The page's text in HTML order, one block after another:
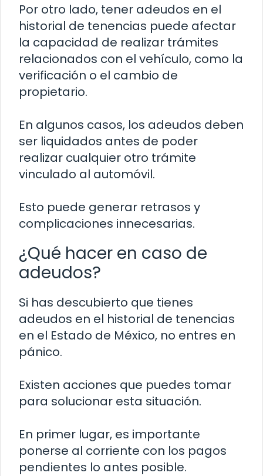
Por otro lado, tener adeudos en el
historial de tenencias puede afectar
la capacidad de realizar trámites
relacionados con el vehículo, como la
verificación o el cambio de
propietario.
En algunos casos, los adeudos deben
ser liquidados antes de poder
realizar cualquier otro trámite
vinculado al automóvil.
Esto puede generar retrasos y
complicaciones innecesarias.
¿Qué hacer en caso de
adeudos?
Si has descubierto que tienes
adeudos en el historial de tenencias
en el Estado de México, no entres en
pánico.
Existen acciones que puedes tomar
para solucionar esta situación.
En primer lugar, es importante
ponerse al corriente con los pagos
pendientes lo antes posible.